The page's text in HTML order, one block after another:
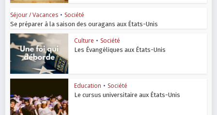
Séjour / Vacances • Société
Se préparer à la saison des ouragans aux États-Unis
Culture • Société
Les Évangéliques aux États-Unis
Education • Société
Le cursus universitaire aux États-Unis